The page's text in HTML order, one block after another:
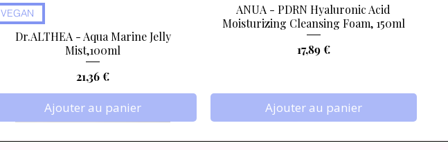
VEGAN
Dr.ALTHEA - Aqua Marine Jelly
Mist,100ml
Prix
21,36 €
Ajouter au panier
Aperçu rapide
ANUA - PDRN Hyaluronic Acid
Moisturizing Cleansing Foam, 150ml
Prix
17,89 €
Ajouter au panier